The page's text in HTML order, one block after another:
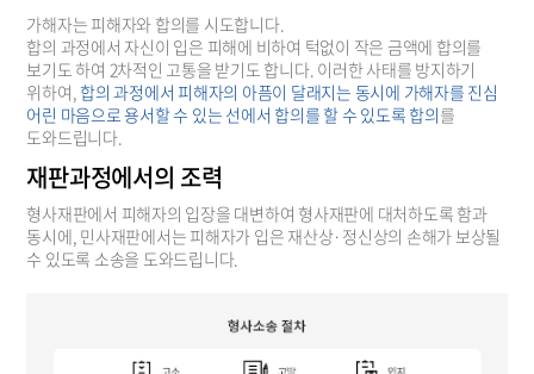
가해자는 피해자와 합의를 시도합니다.
합의 과정에서 자신이 입은 피해에 비하여 턱없이 작은 금액에 합의를
보기도 하여 2차적인 고통을 받기도 합니다. 이러한 사태를 방지하기
위하여,합의 과정에서 피해자의 아픔이 달래지는 동시에 가해자를 진심
어린 마음으로 용서할 수 있는 선에서 합의를 할 수 있도록 합의를
도와드립니다.
재판과정에서의 조력
형사재판에서 피해자의 입장을 대변하여 형사재판에 대처하도록 함과
동시에, 민사재판에서는 피해자가 입은 재산상·정신상의 손해가 보상될
수 있도록 소송을 도와드립니다.